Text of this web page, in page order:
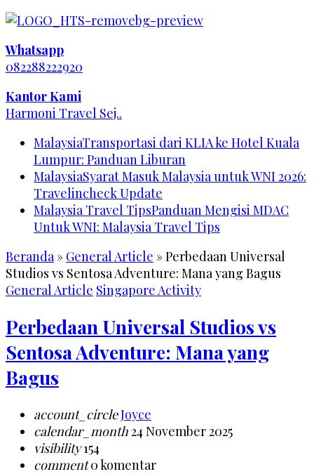
Whatsapp
082288222920
Kantor Kami
Harmoni Travel Sej..
MalaysiaTransportasi dari KLIA ke Hotel Kuala
Lumpur: Panduan Liburan
MalaysiaSyarat Masuk Malaysia untuk WNI 2026:
Travelincheck Update
Malaysia Travel TipsPanduan Mengisi MDAC
Untuk WNI: Malaysia Travel Tips
Beranda» General Article »Perbedaan Universal
Studios vs Sentosa Adventure: Mana yang Bagus
General Article Singapore Activity
Perbedaan Universal Studios vs
Sentosa Adventure: Mana yang
Bagus
account_circleJoyce
calendar_month24 November 2025
visibility154
comment0 komentar